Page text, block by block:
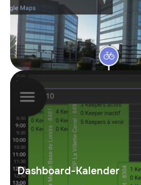
Dashboard-Kalender